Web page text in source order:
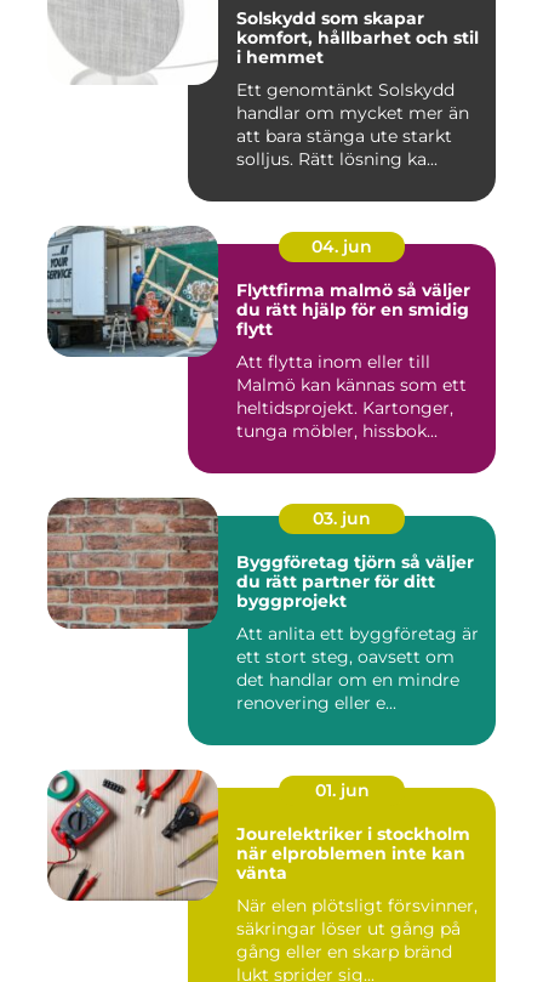
Solskydd som skapar
komfort, hållbarhet och stil
i hemmet
Ett genomtänkt Solskydd
handlar om mycket mer än
att bara stänga ute starkt
solljus. Rätt lösning ka...
04. jun
Flyttfirma malmö så väljer
du rätt hjälp för en smidig
flytt
Att flytta inom eller till
Malmö kan kännas som ett
heltidsprojekt. Kartonger,
tunga möbler, hissbok...
03. jun
Byggföretag tjörn så väljer
du rätt partner för ditt
byggprojekt
Att anlita ett byggföretag är
ett stort steg, oavsett om
det handlar om en mindre
renovering eller e...
01. jun
Jourelektriker i stockholm
när elproblemen inte kan
vänta
När elen plötsligt försvinner,
säkringar löser ut gång på
gång eller en skarp bränd
lukt sprider sig...